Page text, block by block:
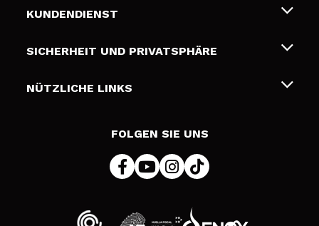
Über uns
Geschenkkarten
KUNDENDIENST
Liefer- und Versandkosten
Zahlung
SICHERHEIT UND PRIVATSPHÄRE
Bedingungen und Datenschutz
NÜTZLICHE LINKS
FOLGEN SIE UNS